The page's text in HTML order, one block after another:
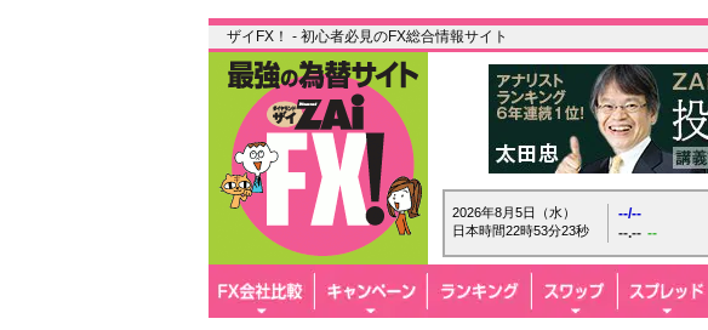
ザイFX！ - 初心者必見のFX総合情報サイト
2026年8月5日（水）
日本時間22時53分24秒
--/--
--.-- --